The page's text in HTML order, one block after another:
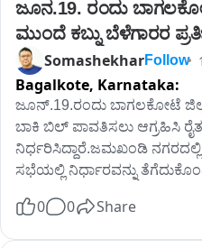
ಕಾರ್ಯದರ್ಶಿಗಳಾದ ದೀಪಕ್ ,
ಮುಚಖಂಡಿ, ಬಾಗಲಕೋಟೆ
ನಂಜಯ್ಯನಮಠ, ಜಿಲ್ಲಾ ಎಸ್ ಸಿ ಬ್ಲಾಕ್
ಸೇರಿ ಎಲ್ಲಾ ಜಿಲ್ಲಾ, ತಾಲೂಕ, ಬ್ಲಾಕ್
ಕಾರ್ಯಕಾರಿಣಿ ಸಭೆ
ಜೂನ.19. ರಂದು
ಮುಂದೆ ಕಬ್ನು ಬೆಳೆಗಾರರ
SomashekharFollow
Bagalkote, Karnataka:
ಜೂನ್.19.ರಂದು ಬಾಗಲಕೋಟೆ
ಬಾಕಿ ಬಿಲ್ ಪಾವತಿಸಲು ಆಗ್ರಹಿಸಿ
ನಿರ್ಧರಿಸಿದ್ದಾರೆ.ಜಮಖಂಡಿ
ಸಭೆಯಲ್ಲಿ ನಿರ್ಧಾರವನ್ನು
ಮುಂದೆ ಪ್ರತಿಭಟನೆ ನಡೆಯಲಿದೆ
0 0 Share